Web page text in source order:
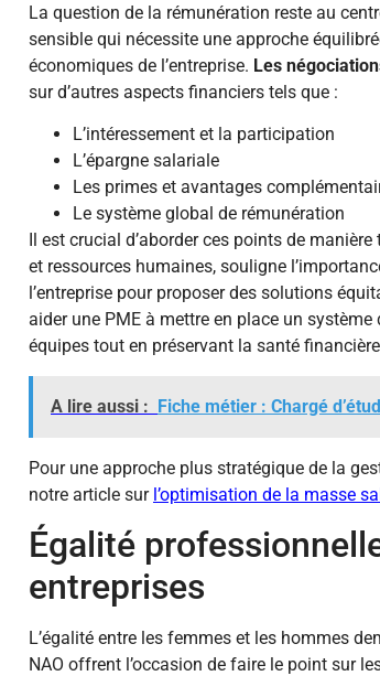
La question de la rémunération reste au
sensible qui nécessite une approche
économiques de l’entreprise. Les
sur d’autres aspects financiers tels que :
L’intéressement et la participation
L’épargne salariale
Les primes et avantages
Le système global de rémunération
Il est crucial d’aborder ces points de
et ressources humaines, souligne
l’entreprise pour proposer des solutions
aider une PME à mettre en place un
équipes tout en préservant la santé financière
A lire aussi : Fiche métier : Chargé
Pour une approche plus stratégique de la
notre article sur l’optimisation de la masse
Égalité
entreprises
L’égalité entre les femmes et les hommes
NAO offrent l’occasion de faire le point sur